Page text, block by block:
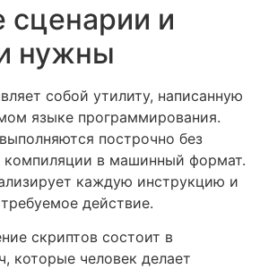
сценарии и
нужны
собой утилиту, написанную
языке программирования.
построчно без
компиляции в машинный формат.
каждую инструкцию и
действие.
скриптов состоит в
которые человек делает